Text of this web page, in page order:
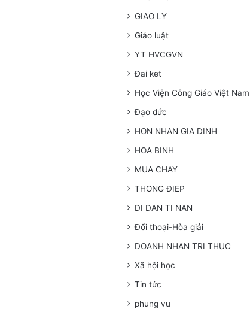
GIAO LY
Giáo luật
YT HVCGVN
Đai ket
Học Viện Công Giáo Việt Nam
Đạo đức
HON NHAN GIA DINH
HOA BINH
MUA CHAY
THONG ĐIEP
DI DAN TI NAN
Đối thoại-Hòa giải
DOANH NHAN TRI THUC
Xã hội học
Tin tức
phung vu